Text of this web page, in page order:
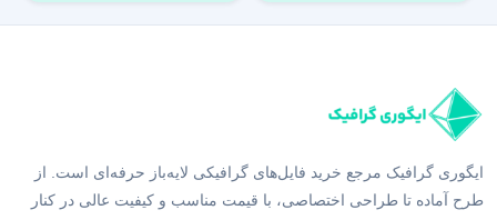
ایگوری گرافیک مرجع خرید فایل‌های گرافیکی لایه‌باز حرفه‌ای است. از
طرح آماده تا طراحی اختصاصی، با قیمت مناسب و کیفیت عالی در کنار